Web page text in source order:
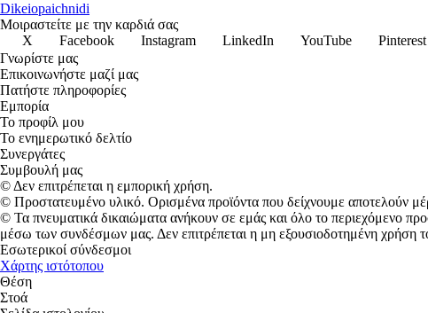
Dikeiopaichnidi
Μοιραστείτε με την καρδιά σας
X
Facebook Instagram LinkedIn YouTube Pinterest
Γνωρίστε μας
Επικοινωνήστε μαζί μας
Πατήστε πληροφορίες
Εμπορία
Το προφίλ μου
Το ενημερωτικό δελτίο
Συνεργάτες
Συμβουλή μας
© Δεν επιτρέπεται η εμπορική χρήση.
© Προστατευμένο υλικό. Ορισμένα προϊόντα που δείχνουμε αποτελούν
© Τα πνευματικά δικαιώματα ανήκουν σε εμάς και όλο το περιεχόμενο
μέσω των συνδέσμων μας. Δεν επιτρέπεται η μη εξουσιοδοτημένη χρήση
Εσωτερικοί σύνδεσμοι
Χάρτης ιστότοπου
Θέση
Στοά